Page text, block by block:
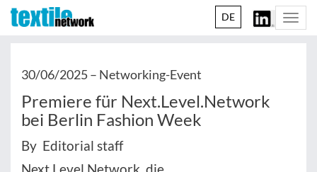
DE
30/06/2025 – Networking-Event
Premiere für Next.Level.Network
bei Berlin Fashion Week
By Editorial staff